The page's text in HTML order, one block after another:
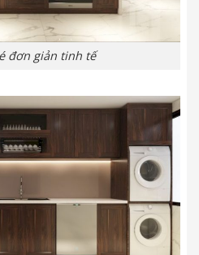
đơn giản tinh tế